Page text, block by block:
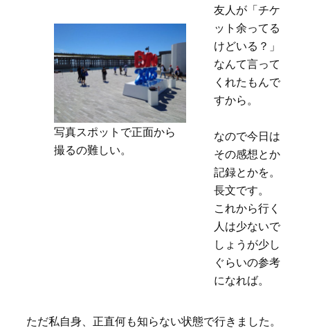
写真スポットで正面から
撮るの難しい。
友人が「チケ
ット余ってる
けどいる？」
なんて言って
くれたもんで
すから。
なので今日は
その感想とか
記録とかを。
長文です。
これから行く
人は少ないで
しょうが少し
ぐらいの参考
になれば。
ただ私自身、正直何も知らない状態で行きました。